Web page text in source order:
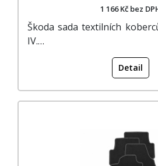
1 166 Kč bez
Škoda sada textilních
IV.…
Detail